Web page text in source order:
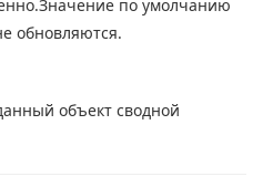
по умолчанию
обновляются.
объект сводной